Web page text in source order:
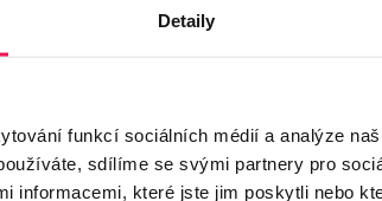
Detaily
funkcí sociálních médií a analýze
sdílíme se svými partnery pro
informacemi, které jste jim poskytli nebo